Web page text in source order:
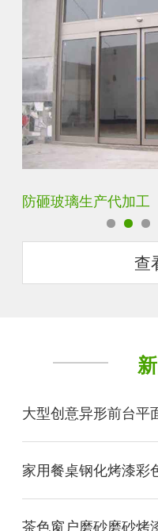
调光玻璃价格表生产
查
大型创意异形前台平
家用餐桌钢化烤漆彩
茶色窗户磨砂磨砂烤